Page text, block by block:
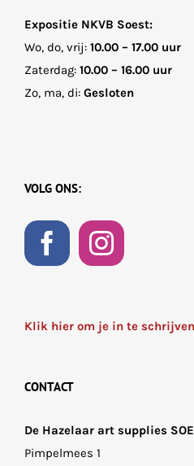
Expositie NKVB Soest:
Wo, do, vrij: 10.00 – 17.00 uur
Zaterdag: 10.00 – 16.00 uur
Zo, ma, di: Gesloten
VOLG ONS:
Klik hier om je in te
CONTACT
De Hazelaar art supplies
Pimpelmees 1